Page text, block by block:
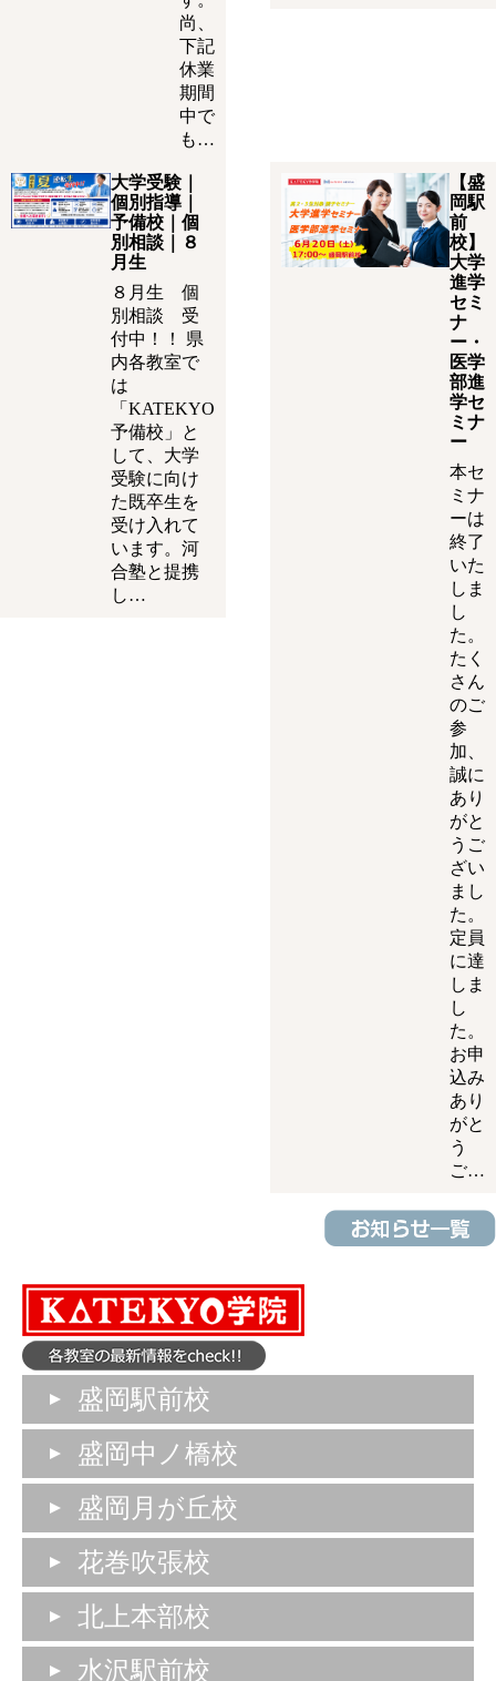
尚、
下記
休業
期間
中で
も…
大学受験｜
個別指導｜
予備校｜個
別相談｜８
月生
８月生 個
別相談 受
付中！！ 県
内各教室で
は
「KATEKYO
予備校」と
して、大学
受験に向け
た既卒生を
受け入れて
います。河
合塾と提携
し…
【盛
岡駅
前
校】
大学
進学
セミ
ナ
ー・
医学
部進
学セ
ミナ
ー
本セ
ミナ
ーは
終了
いた
しま
し
た。
たく
さん
のご
参
加、
誠に
あり
がと
うご
ざい
まし
た。
定員
に達
しま
し
た。
お申
込み
あり
がと
う
ご…
盛岡駅前校
盛岡中ノ橋校
盛岡月が丘校
花巻吹張校
北上本部校
水沢駅前校